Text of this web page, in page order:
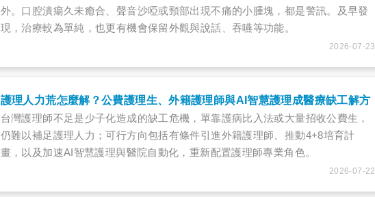
外。口腔潰瘍久未癒合、聲音沙啞或頸部出現不痛的小腫塊，都是警訊。及早發
現，治療較為單純，也更有機會保留外觀與說話、吞嚥等功能。
2026-07-23
護理人力荒怎麼解？公費護理生、外籍護理師與AI智慧護理成醫療缺工解方
台灣護理師不足是少子化造成的缺工危機，單靠護病比入法或大量招收公費生，
仍難以補足護理人力；可行方向包括有條件引進外籍護理師、推動4+8培育計
畫，以及加速AI智慧護理與醫院自動化，重新配置護理師專業角色。
2026-07-22